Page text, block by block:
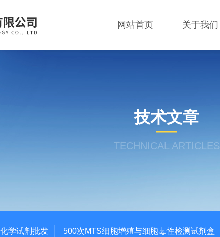
网站首页 关于我们
技术文章
TECHNICAL ARTICLES
学试剂批发 500次MTS细胞增殖与细胞毒性检测试剂盒